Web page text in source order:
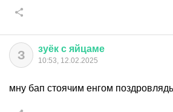
З зуёк с яйцаме
10:53, 12.02.2025
мну бап стоячим енгом